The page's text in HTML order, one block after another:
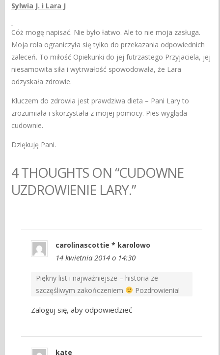
Sylwia J. i Lara J
Cóż mogę napisać. Nie było łatwo. Ale to nie moja zasługa.
Moja rola ograniczyła się tylko do przekazania odpowiednich
zaleceń. To miłość Opiekunki do jej futrzastego Przyjaciela, jej
niesamowita siła i wytrwałość spowodowała, że Lara
odzyskała zdrowie.
Kluczem do zdrowia jest prawdziwa dieta – Pani Lary to
zrozumiała i skorzystała z mojej pomocy. Pies wygląda
cudownie.
Dziękuję Pani.
4 THOUGHTS ON “CUDOWNE
UZDROWIENIE LARY.”
carolinascottie * karolowo
14 kwietnia 2014 o 14:30
Piękny list i najważniejsze – historia ze
szczęśliwym zakończeniem
Pozdrowienia!
Zaloguj się, aby odpowiedzieć
kate